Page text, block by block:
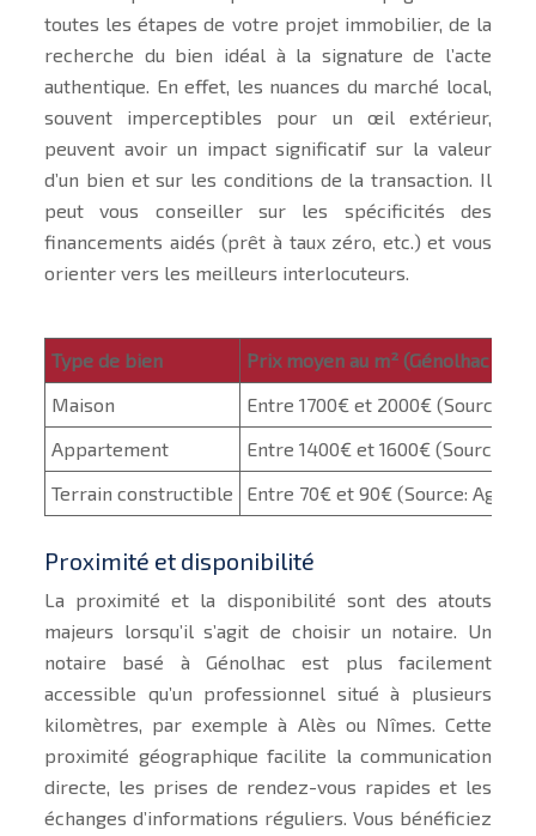
toutes les étapes de votre projet immobilier, de la
recherche du bien idéal à la signature de l’acte
authentique. En effet, les nuances du marché local,
souvent imperceptibles pour un œil extérieur,
peuvent avoir un impact significatif sur la valeur
d’un bien et sur les conditions de la transaction. Il
peut vous conseiller sur les spécificités des
financements aidés (prêt à taux zéro, etc.) et vous
orienter vers les meilleurs interlocuteurs.
Type de bien
Prix moyen au m² (Génolhac –
Maison
Entre 1700€ et 2000€ (Source:
Appartement
Entre 1400€ et 1600€ (Source:
Terrain constructible
Entre 70€ et 90€ (Source:
Proximité et disponibilité
La proximité et la disponibilité sont des atouts
majeurs lorsqu’il s’agit de choisir un notaire. Un
notaire basé à Génolhac est plus facilement
accessible qu’un professionnel situé à plusieurs
kilomètres, par exemple à Alès ou Nîmes. Cette
proximité géographique facilite la communication
directe, les prises de rendez-vous rapides et les
échanges d’informations réguliers. Vous bénéficiez